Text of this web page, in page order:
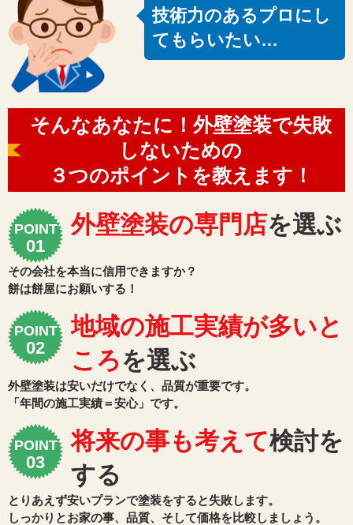
技術力のあるプロにし
てもらいたい…
そんなあなたに！外壁塗装で失敗
しないための
３つのポイントを教えます！
POINT 外壁塗装の専門店を選ぶ
その会社を本当に信用できますか？
餅は餅屋にお願いする！
POINT
地域の施工実績が多いと
ころ を選ぶ
外壁塗装は安いだけでなく、品質が重要です。
「年間の施工実績＝安心」です。
POINT 将来の事も考えて検討を
する
とりあえず安いプランで塗装をすると失敗します。
しっかりとお家の事、品質、そして価格を比較しましょう。